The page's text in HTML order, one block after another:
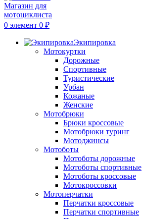
0 элемент 0 ₽
Экипировка
Мотокуртки
Дорожные
Спортивные
Туристические
Урбан
Кожаные
Женские
Мотобрюки
Брюки кроссовые
Мотобрюки туринг
Мотоджинсы
Мотоботы
Мотоботы дорожные
Мотоботы спортивные
Мотоботы кроссовые
Мотокроссовки
Мотоперчатки
Перчатки кроссовые
Перчатки спортивные